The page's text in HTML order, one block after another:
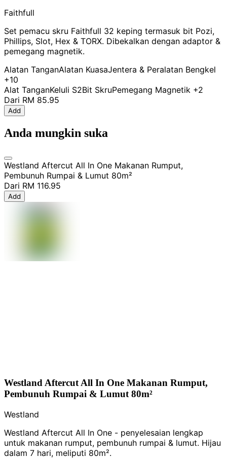
Faithfull
Set pemacu skru Faithfull 32 keping termasuk bit Pozi,
Phillips, Slot, Hex & TORX. Dibekalkan dengan adaptor &
pemegang magnetik.
Alatan TanganAlatan KuasaJentera & Peralatan Bengkel
+10
Alat TanganKeluli S2Bit SkruPemegang Magnetik +2
Dari RM 85.95
Add
Anda mungkin suka
Westland Aftercut All In One Makanan Rumput,
Pembunuh Rumpai & Lumut 80m²
Dari RM 116.95
Add
Westland Aftercut All In One Makanan Rumput,
Pembunuh Rumpai & Lumut 80m²
Westland
Westland Aftercut All In One - penyelesaian lengkap
untuk makanan rumput, pembunuh rumpai & lumut. Hijau
dalam 7 hari, meliputi 80m².